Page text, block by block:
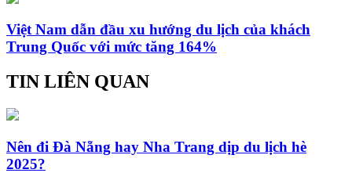
Việt Nam dẫn đầu xu hướng du lịch của khách
Trung Quốc với mức tăng 164%
TIN LIÊN QUAN
Nên đi Đà Nẵng hay Nha Trang dịp du lịch hè
2025?